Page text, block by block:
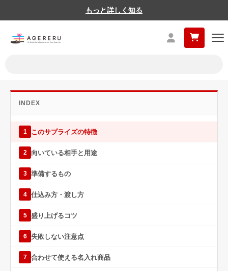
もっと詳しく知る
INDEX
1 このサプライズの特徴
2 向いている相手と用途
3 準備するもの
4 仕込み方・渡し方
5 盛り上げるコツ
6 失敗しない注意点
7 合わせて使える名入れ商品